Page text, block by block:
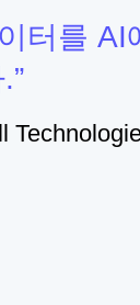
터를